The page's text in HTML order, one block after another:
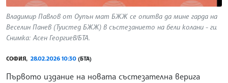
Владимир Павлов от Оупън мат БЖЖ се опитва да мине гарда на
Веселин Панев (Туистед БЖЖ) в състезанието на бели колани - ги.
Снимка: Асен Георгиев/БТА.
СОФИЯ, 28.02.2026 10:30 (БТА)
Първото издание на новата състезателна верига